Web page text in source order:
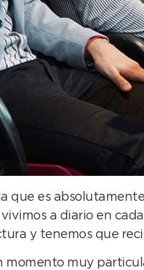
que es
a diario en
y tenemos que
momento muy